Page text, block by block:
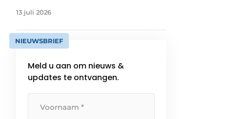
13 juli 2026
NIEUWSBRIEF
Meld u aan om nieuws &
updates te ontvangen.